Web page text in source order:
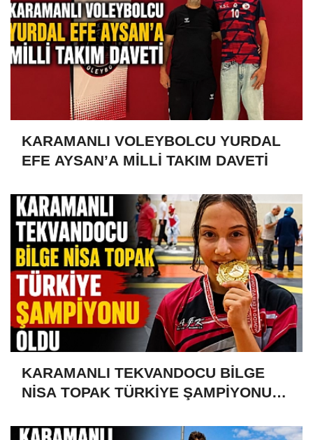
KARAMANLI VOLEYBOLCU YURDAL
EFE AYSAN’A MİLLİ TAKIM DAVETİ
KARAMANLI TEKVANDOCU BİLGE
NİSA TOPAK TÜRKİYE ŞAMPİYONU